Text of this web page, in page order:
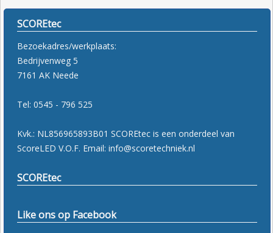
SCOREtec
Bezoekadres/werkplaats:
Bedrijvenweg 5
7161 AK Neede
Tel: 0545 - 796 525
Kvk.: NL856965893B01 SCOREtec is een onderdeel van
ScoreLED V.O.F. Email: info@scoretechniek.nl
SCOREtec
Like ons op Facebook